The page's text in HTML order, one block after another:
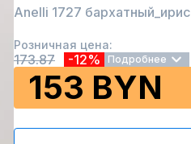
Anelli 1727 бархатный_ирис
Розничная цена:
173.87 -12% Подробнее
153 BYN